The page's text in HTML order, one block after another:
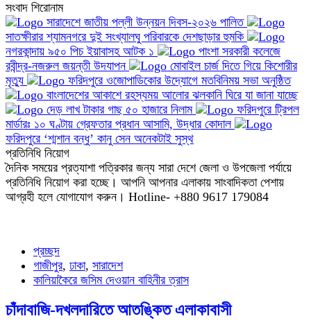
সংবাদ শিরোনাম
সারাদেশে জাতীয় পল্লী উন্নয়ন দিবস-২০২৬ পালিত
সাতক্ষীরার শ্যামনগরে দুই সংখ্যালঘু পরিবারকে দেশছাড়ার হুমকি
নগরকান্দায় ৯৫০ পিচ ইয়াবাসহ আটক ১
পাংশা সরকারী কলেজে
রবীন্দ্র-নজরুল জয়ন্তী উদযাপন
মোবাইল চার্জ দিতে গিয়ে কিশোরীর
মৃত্যু
ফরিদপুরে ওজোপাডিকোর উদ্যোগে মতবিনিময় সভা অনুষ্ঠিত
বাংলাদেশের আকাশে রহস্যময় আলোর ঝলকানি ঘিরে যা জানা যাচ্ছে
দেড় লাখ টাকার গাছ ৫০ হাজারে নিলাম
ফরিদপুরে ট্রিপল
মার্ডারঃ ১০ ঘণ্টায় গ্রেফতার প্রধান আসামি, উদ্ধার কোদাল
ফরিদপুরে ‘শ্মশান বন্ধু’ কানু সেন অনেকটাই সুস্থ
প্রতিনিধি নিয়োগ
দৈনিক সময়ের প্রত্যাশা পত্রিকার জন্য সারা দেশে জেলা ও উপজেলা পর্যায়ে
প্রতিনিধি নিয়োগ করা হচ্ছে। আপনি আপনার এলাকায় সাংবাদিকতা পেশায়
আগ্রহী হলে যোগাযোগ করুন। Hotline- +880 9617 179084
প্রচ্ছদ
গাজীপুর, ঢাকা, সারাদেশ
কালিয়াকৈরে জসিম দেওয়ান বাহিনীর ত্রাস
চাঁদাবাজি-দখলদারিতে আতঙ্কিত এলাকাবাসী